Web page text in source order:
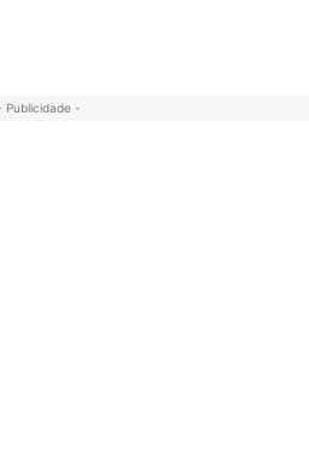
Publicidade -